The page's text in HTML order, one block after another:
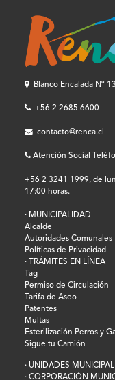
Blanco Encalada Nº
+56 2 2685 6600
contacto@renca.cl
Atención Social
+56 2 3241 1999, de
17:00 horas.
· MUNICIPALIDAD
Alcalde
Autoridades Comunales
Políticas de Privacidad
· TRÁMITES EN LÍNEA
Tag
Permiso de Circulación
Tarifa de Aseo
Patentes
Multas
Esterilización Perros y
Sigue tu Camión
· UNIDADES
· CORPORACIÓN